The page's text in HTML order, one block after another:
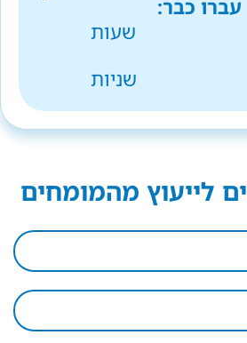
עברו כבר:
שעות
שניות
לייעוץ מהמומחים